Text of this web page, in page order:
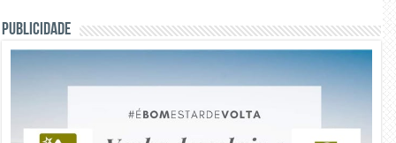
PUBLICIDADE